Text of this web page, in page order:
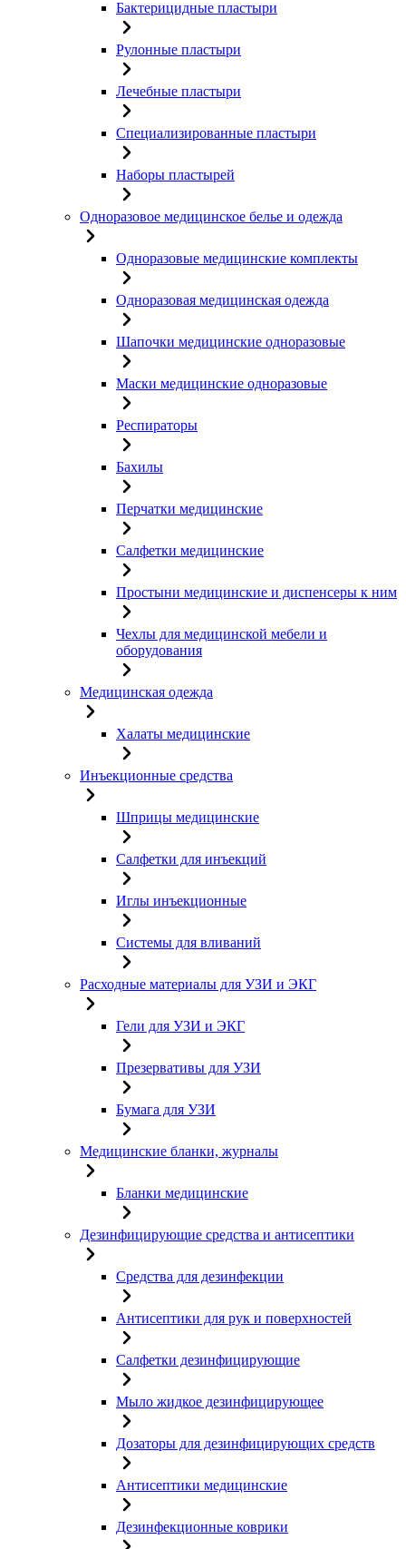
Бактерицидные пластыри
Рулонные пластыри
Лечебные пластыри
Специализированные пластыри
Наборы пластырей
Одноразовое медицинское белье и одежда
Одноразовые медицинские комплекты
Одноразовая медицинская одежда
Шапочки медицинские одноразовые
Маски медицинские одноразовые
Респираторы
Бахилы
Перчатки медицинские
Салфетки медицинские
Простыни медицинские и диспенсеры к ним
Чехлы для медицинской мебели и
оборудования
Медицинская одежда
Халаты медицинские
Инъекционные средства
Шприцы медицинские
Салфетки для инъекций
Иглы инъекционные
Системы для вливаний
Расходные материалы для УЗИ и ЭКГ
Гели для УЗИ и ЭКГ
Презервативы для УЗИ
Бумага для УЗИ
Медицинские бланки, журналы
Бланки медицинские
Дезинфицирующие средства и антисептики
Средства для дезинфекции
Антисептики для рук и поверхностей
Салфетки дезинфицирующие
Мыло жидкое дезинфицирующее
Дозаторы для дезинфицирующих средств
Антисептики медицинские
Дезинфекционные коврики